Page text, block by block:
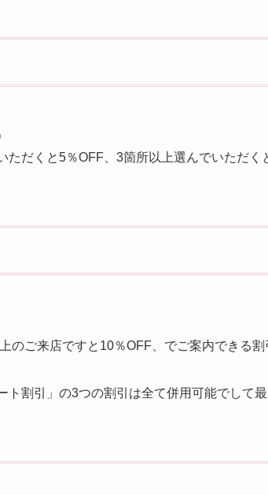
だくと5％OFF、3箇所以上選んでいただく
のご来店ですと10％OFF、でご案内できる割
割引」の3つの割引は全て併用可能でして